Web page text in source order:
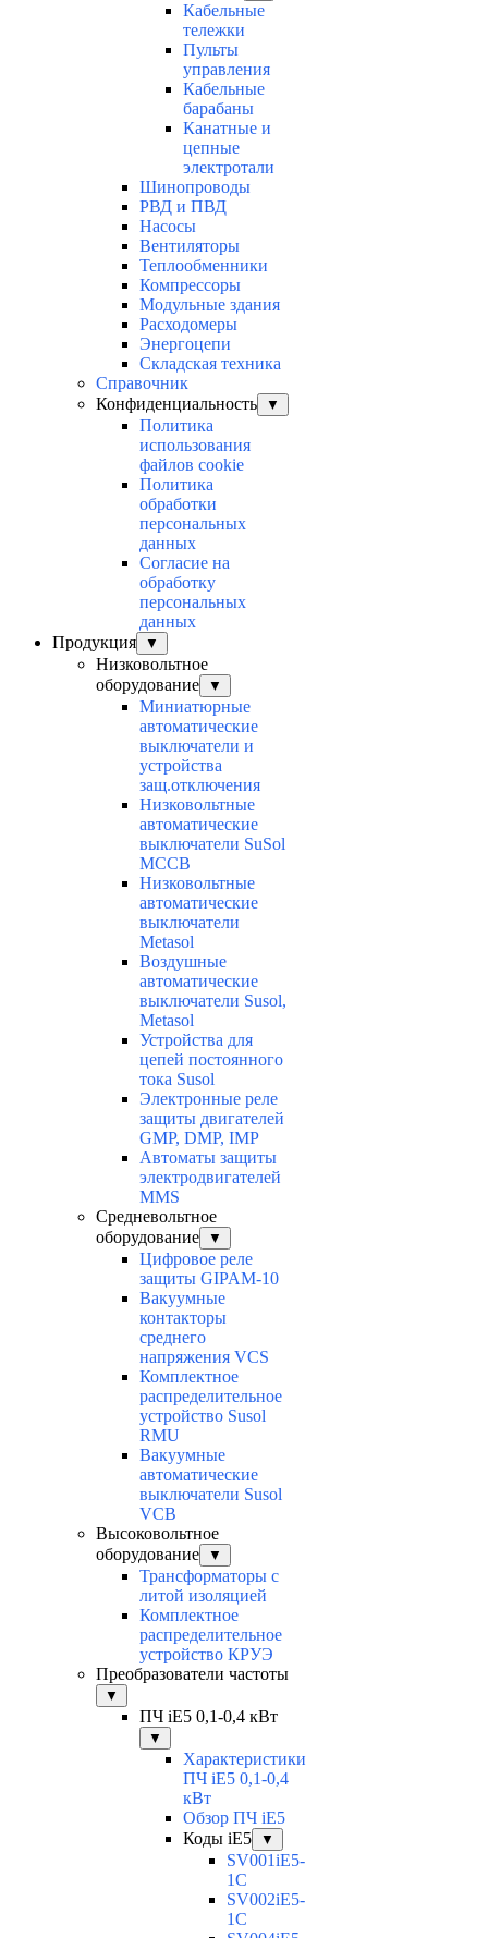
Кабельные
тележки
Пульты
управления
Кабельные
барабаны
Канатные и
цепные
электротали
Шинопроводы
РВД и ПВД
Насосы
Вентиляторы
Теплообменники
Компрессоры
Модульные здания
Расходомеры
Энергоцепи
Складская техника
Справочник
Конфиденциальность
▼
Политика
использования
файлов cookie
Политика
обработки
персональных
данных
Согласие на
обработку
персональных
данных
Продукция
▼
Низковольтное
оборудование
▼
Миниатюрные
автоматические
выключатели и
устройства
защ.отключения
Низковольтные
автоматические
выключатели SuSol
MCCB
Низковольтные
автоматические
выключатели
Metasol
Воздушные
автоматические
выключатели Susol,
Metasol
Устройства для
цепей постоянного
тока Susol
Электронные реле
защиты двигателей
GMP, DMP, IMP
Автоматы защиты
электродвигателей
MMS
Средневольтное
оборудование
▼
Цифровое реле
защиты GIPAM-10
Вакуумные
контакторы
среднего
напряжения VCS
Комплектное
распределительное
устройство Susol
RMU
Вакуумные
автоматические
выключатели Susol
VCB
Высоковольтное
оборудование
▼
Трансформаторы с
литой изоляцией
Комплектное
распределительное
устройство КРУЭ
Преобразователи частоты
▼
ПЧ iE5 0,1-0,4 кВт
▼
Характеристики
ПЧ iE5 0,1-0,4
кВт
Обзор ПЧ iE5
Коды iE5
▼
SV001iE5-
1C
SV002iE5-
1C